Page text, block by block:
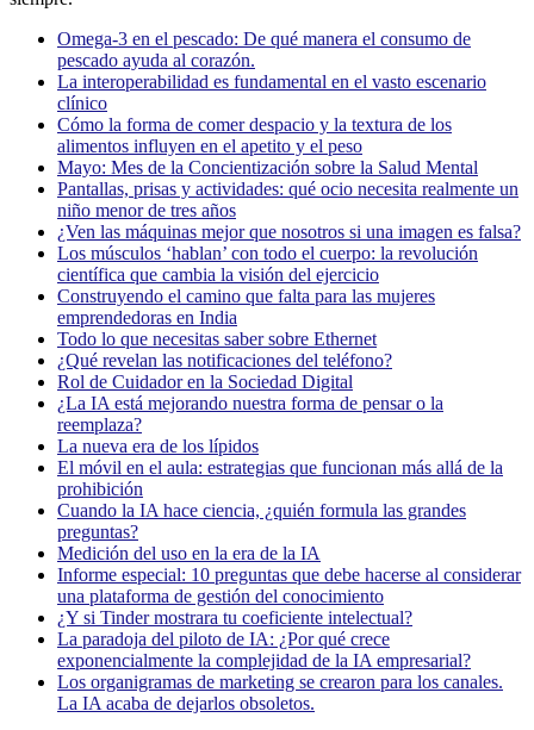
Omega-3 en el pescado: De qué manera el consumo de
pescado ayuda al corazón.
La interoperabilidad es fundamental en el vasto escenario
clínico
Cómo la forma de comer despacio y la textura de los
alimentos influyen en el apetito y el peso
Mayo: Mes de la Concientización sobre la Salud Mental
Pantallas, prisas y actividades: qué ocio necesita realmente un
niño menor de tres años
¿Ven las máquinas mejor que nosotros si una imagen es falsa?
Los músculos ‘hablan’ con todo el cuerpo: la revolución
científica que cambia la visión del ejercicio
Construyendo el camino que falta para las mujeres
emprendedoras en India
Todo lo que necesitas saber sobre Ethernet
¿Qué revelan las notificaciones del teléfono?
Rol de Cuidador en la Sociedad Digital
¿La IA está mejorando nuestra forma de pensar o la
reemplaza?
La nueva era de los lípidos
El móvil en el aula: estrategias que funcionan más allá de la
prohibición
Cuando la IA hace ciencia, ¿quién formula las grandes
preguntas?
Medición del uso en la era de la IA
Informe especial: 10 preguntas que debe hacerse al considerar
una plataforma de gestión del conocimiento
¿Y si Tinder mostrara tu coeficiente intelectual?
La paradoja del piloto de IA: ¿Por qué crece
exponencialmente la complejidad de la IA empresarial?
Los organigramas de marketing se crearon para los canales.
La IA acaba de dejarlos obsoletos.